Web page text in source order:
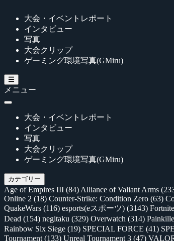
大会・イベントレポート
インタビュー
写真
大会クリップ
ゲーミング環境写真(GMiru)
メニュー
大会・イベントレポート
インタビュー
写真
大会クリップ
ゲーミング環境写真(GMiru)
カテゴリー
Age of Empires III (84) Alliance of Valiant Arms
Online 2 (18) Counter-Strike: Condition Zero (63)
QuakeWars (116) esports(eスポーツ) (3143) Fortnite
Dead (154) negitaku (329) Overwatch (314)
Rainbow Six Siege (19) SPECIAL FORCE (41)
Tournament (133) Unreal Tournament 3 (47)